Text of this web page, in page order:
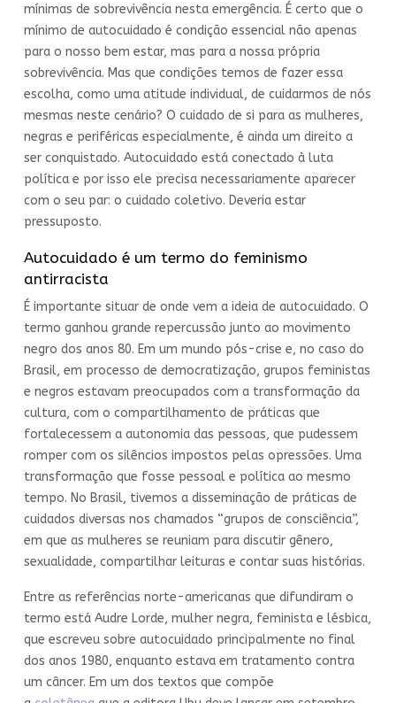
mínimas de sobrevivência nesta emergência. É certo que o
mínimo de autocuidado é condição essencial não apenas
para o nosso bem estar, mas para a nossa própria
sobrevivência. Mas que condições temos de fazer essa
escolha, como uma atitude individual, de cuidarmos de nós
mesmas neste cenário? O cuidado de si para as mulheres,
negras e periféricas especialmente, é ainda um direito a
ser conquistado. Autocuidado está conectado à luta
política e por isso ele precisa necessariamente aparecer
com o seu par: o cuidado coletivo. Deveria estar
pressuposto.
Autocuidado é um termo do feminismo
antirracista
É importante situar de onde vem a ideia de autocuidado. O
termo ganhou grande repercussão junto ao movimento
negro dos anos 80. Em um mundo pós-crise e, no caso do
Brasil, em processo de democratização, grupos feministas
e negros estavam preocupados com a transformação da
cultura, com o compartilhamento de práticas que
fortalecessem a autonomia das pessoas, que pudessem
romper com os silêncios impostos pelas opressões. Uma
transformação que fosse pessoal e política ao mesmo
tempo. No Brasil, tivemos a disseminação de práticas de
cuidados diversas nos chamados “grupos de consciência”,
em que as mulheres se reuniam para discutir gênero,
sexualidade, compartilhar leituras e contar suas histórias.
Entre as referências norte-americanas que difundiram o
termo está Audre Lorde, mulher negra, feminista e lésbica,
que escreveu sobre autocuidado principalmente no final
dos anos 1980, enquanto estava em tratamento contra
um câncer. Em um dos textos que compõe